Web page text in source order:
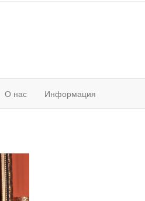
О нас Информация